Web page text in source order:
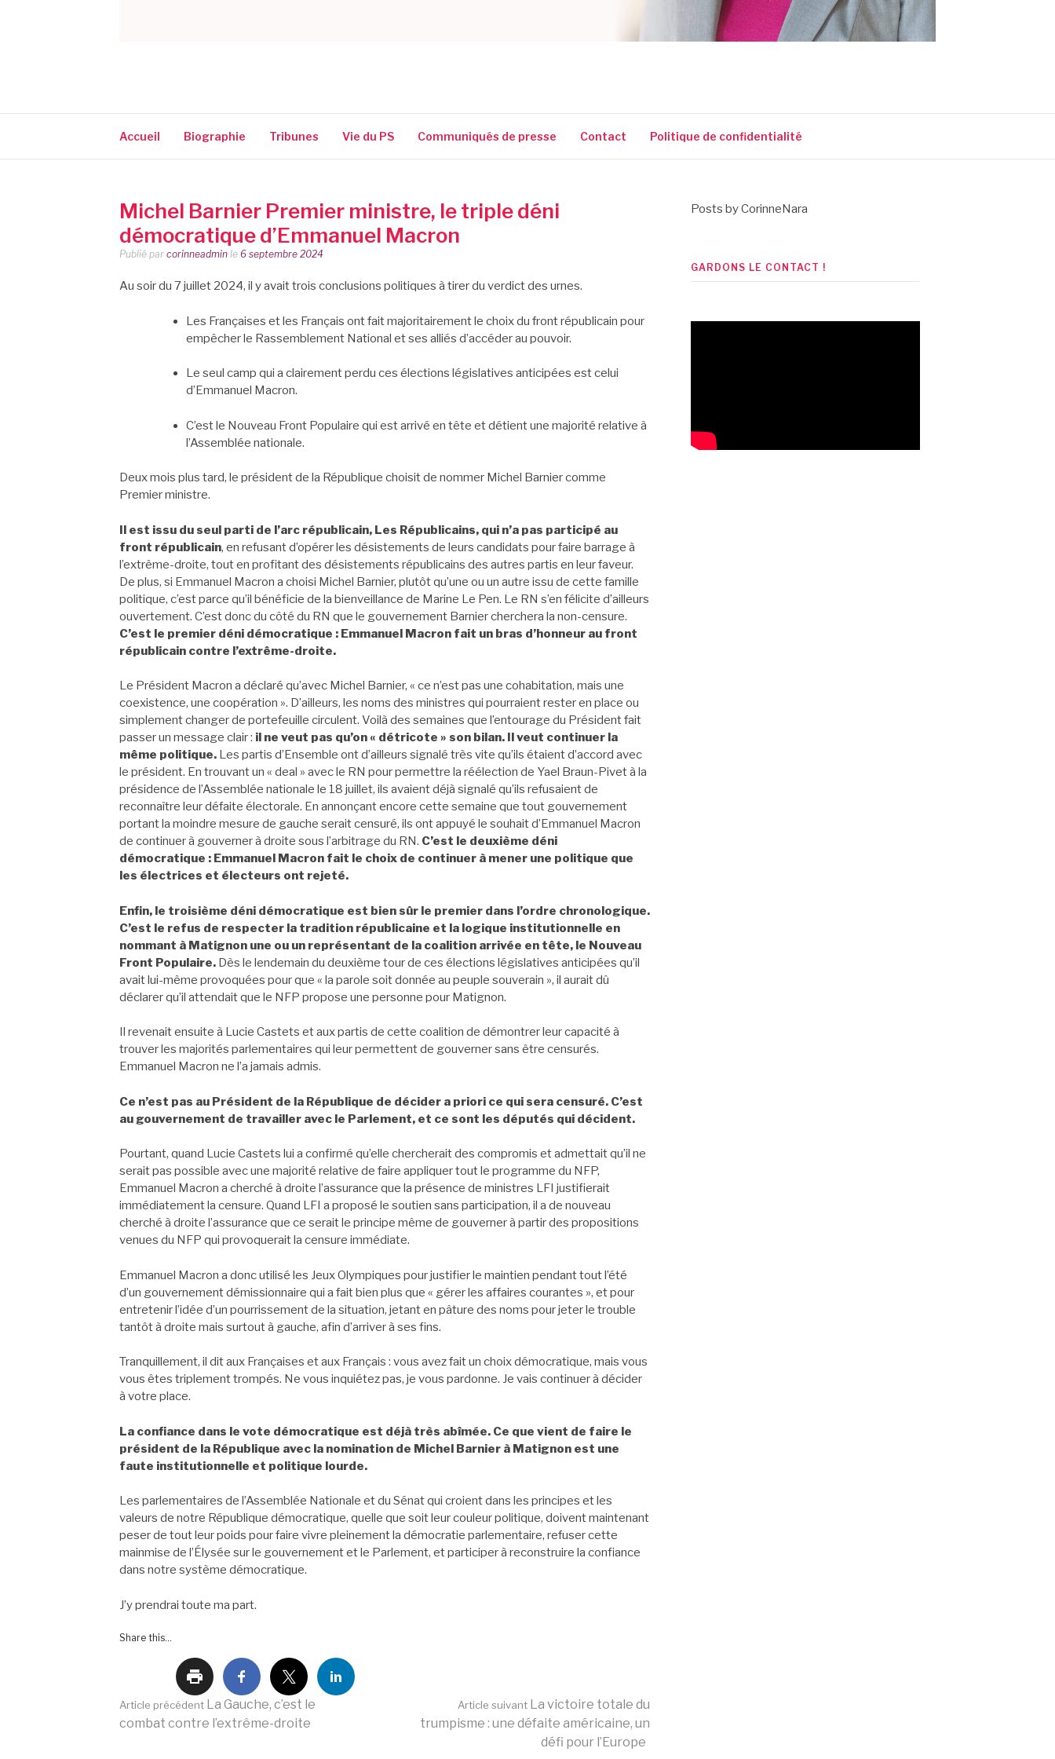
Accueil Biographie Tribunes Vie du PS Communiqués de presse Contact Politique de confidentialité
Michel Barnier Premier ministre, le triple déni
démocratique d’Emmanuel Macron
Publié par corinneadmin le 6 septembre 2024
Au soir du 7 juillet 2024, il y avait trois conclusions politiques à tirer du verdict des urnes.
Les Françaises et les Français ont fait majoritairement le choix du front républicain pour
empêcher le Rassemblement National et ses alliés d’accéder au pouvoir.
Le seul camp qui a clairement perdu ces élections législatives anticipées est celui
d’Emmanuel Macron.
C’est le Nouveau Front Populaire qui est arrivé en tête et détient une majorité relative à
l’Assemblée nationale.
Deux mois plus tard, le président de la République choisit de nommer Michel Barnier comme
Premier ministre.
Il est issu du seul parti de l’arc républicain, Les Républicains, qui n’a pas participé au
front républicain, en refusant d’opérer les désistements de leurs candidats pour faire barrage à
l’extrême-droite, tout en profitant des désistements républicains des autres partis en leur faveur.
De plus, si Emmanuel Macron a choisi Michel Barnier, plutôt qu’une ou un autre issu de cette famille
politique, c’est parce qu’il bénéficie de la bienveillance de Marine Le Pen. Le RN s’en félicite d’ailleurs
ouvertement. C’est donc du côté du RN que le gouvernement Barnier cherchera la non-censure.
C’est le premier déni démocratique : Emmanuel Macron fait un bras d’honneur au front
républicain contre l’extrême-droite.
Le Président Macron a déclaré qu’avec Michel Barnier, « ce n’est pas une cohabitation, mais une
coexistence, une coopération ». D’ailleurs, les noms des ministres qui pourraient rester en place ou
simplement changer de portefeuille circulent. Voilà des semaines que l’entourage du Président fait
passer un message clair : il ne veut pas qu’on « détricote » son bilan. Il veut continuer la
même politique. Les partis d’Ensemble ont d’ailleurs signalé très vite qu’ils étaient d’accord avec
le président. En trouvant un « deal » avec le RN pour permettre la réélection de Yael Braun-Pivet à la
présidence de l’Assemblée nationale le 18 juillet, ils avaient déjà signalé qu’ils refusaient de
reconnaître leur défaite électorale. En annonçant encore cette semaine que tout gouvernement
portant la moindre mesure de gauche serait censuré, ils ont appuyé le souhait d’Emmanuel Macron
de continuer à gouverner à droite sous l’arbitrage du RN. C’est le deuxième déni
démocratique : Emmanuel Macron fait le choix de continuer à mener une politique que
les électrices et électeurs ont rejeté.
Enfin, le troisième déni démocratique est bien sûr le premier dans l’ordre chronologique.
C’est le refus de respecter la tradition républicaine et la logique institutionnelle en
nommant à Matignon une ou un représentant de la coalition arrivée en tête, le Nouveau
Front Populaire. Dès le lendemain du deuxième tour de ces élections législatives anticipées qu’il
avait lui-même provoquées pour que « la parole soit donnée au peuple souverain », il aurait dû
déclarer qu’il attendait que le NFP propose une personne pour Matignon.
Il revenait ensuite à Lucie Castets et aux partis de cette coalition de démontrer leur capacité à
trouver les majorités parlementaires qui leur permettent de gouverner sans être censurés.
Emmanuel Macron ne l’a jamais admis.
Ce n’est pas au Président de la République de décider a priori ce qui sera censuré. C’est
au gouvernement de travailler avec le Parlement, et ce sont les députés qui décident.
Pourtant, quand Lucie Castets lui a confirmé qu’elle chercherait des compromis et admettait qu’il ne
serait pas possible avec une majorité relative de faire appliquer tout le programme du NFP,
Emmanuel Macron a cherché à droite l’assurance que la présence de ministres LFI justifierait
immédiatement la censure. Quand LFI a proposé le soutien sans participation, il a de nouveau
cherché à droite l’assurance que ce serait le principe même de gouverner à partir des propositions
venues du NFP qui provoquerait la censure immédiate.
Emmanuel Macron a donc utilisé les Jeux Olympiques pour justifier le maintien pendant tout l’été
d’un gouvernement démissionnaire qui a fait bien plus que « gérer les affaires courantes », et pour
entretenir l’idée d’un pourrissement de la situation, jetant en pâture des noms pour jeter le trouble
tantôt à droite mais surtout à gauche, afin d’arriver à ses fins.
Tranquillement, il dit aux Françaises et aux Français : vous avez fait un choix démocratique, mais vous
vous êtes triplement trompés. Ne vous inquiétez pas, je vous pardonne. Je vais continuer à décider
à votre place.
La confiance dans le vote démocratique est déjà très abîmée. Ce que vient de faire le
président de la République avec la nomination de Michel Barnier à Matignon est une
faute institutionnelle et politique lourde.
Les parlementaires de l’Assemblée Nationale et du Sénat qui croient dans les principes et les
valeurs de notre République démocratique, quelle que soit leur couleur politique, doivent maintenant
peser de tout leur poids pour faire vivre pleinement la démocratie parlementaire, refuser cette
mainmise de l’Élysée sur le gouvernement et le Parlement, et participer à reconstruire la confiance
dans notre système démocratique.
J’y prendrai toute ma part.
Share this...
Lire
Article précédent La Gauche, c’est le
combat contre l’extrême-droite
Article suivant La victoire totale du
trumpisme : une défaite américaine, un
défi pour l’Europe
Posts by CorinneNara
GARDONS LE CONTACT !